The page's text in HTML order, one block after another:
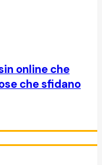
online che
che sfidano